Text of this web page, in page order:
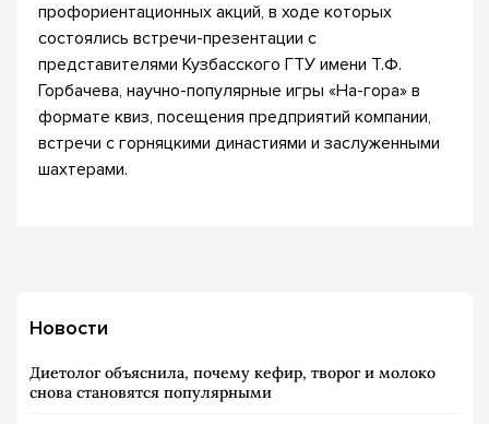
профориентационных акций, в ходе которых
состоялись встречи-презентации с
представителями Кузбасского ГТУ имени Т.Ф.
Горбачева, научно-популярные игры «На-гора» в
формате квиз, посещения предприятий компании,
встречи с горняцкими династиями и заслуженными
шахтерами.
Новости
Диетолог объяснила, почему кефир, творог и молоко
снова становятся популярными